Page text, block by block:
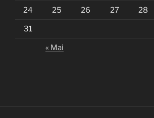
24 25 26 27 28
31
« Mai